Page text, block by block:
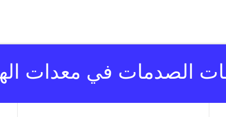
الصدمات في معدات